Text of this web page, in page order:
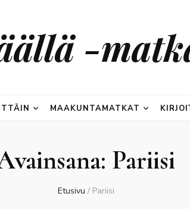
-
MAAKUNTAMATKAT
Pariisi
Etusivu / Pariisi